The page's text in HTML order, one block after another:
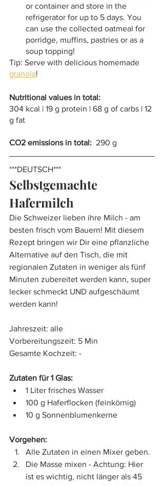
or container and store in the
refrigerator for up to 5 days. You
can use the collected oatmeal for
porridge, muffins, pastries or as a
soup topping!
Tip: Serve with delicious homemade
granola!
Nutritional values in total:
304 kcal | 19 g protein | 68 g of carbs | 12
g fat
CO2 emissions in total:
  290 g
***DEUTSCH***
Selbstgemachte
Hafermilch
Die Schweizer lieben ihre Milch - am
besten frisch vom Bauern! Mit diesem
Rezept bringen wir Dir eine pflanzliche
Alternative auf den Tisch, die mit
regionalen Zutaten in weniger als fünf
Minuten zubereitet werden kann, super
lecker schmeckt UND aufgeschäumt
werden kann!
Jahreszeit: alle
Vorbereitungszeit: 5 Min
Gesamte Kochzeit: -
Zutaten für 1 Glas:
1 Liter frisches Wasser
100 g Haferflocken (feinkörnig)
10 g Sonnenblumenkerne
Vorgehen:
Alle Zutaten in einen Mixer geben.
Die Masse mixen - Achtung: Hier
ist es wichtig, nicht länger als 45